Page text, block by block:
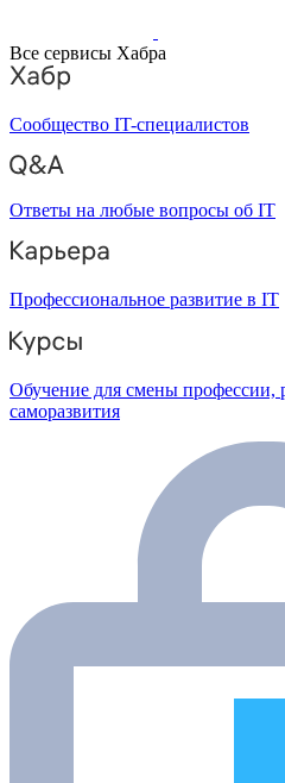
Все сервисы Хабра
Сообщество IT-специалистов
Ответы на любые вопросы об IT
Профессиональное развитие в IT
Обучение для смены профессии,
саморазвития